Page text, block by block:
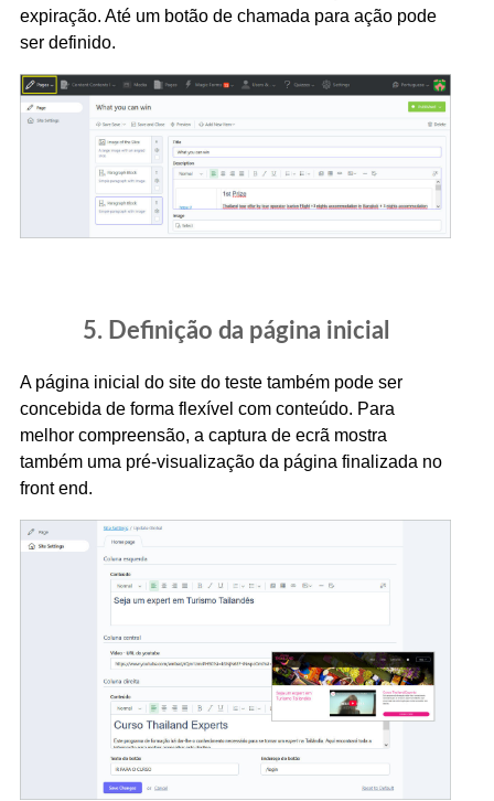
expiração. Até um botão de chamada para ação pode
ser definido.
5. Definição da página inicial
A página inicial do site do teste também pode ser
concebida de forma flexível com conteúdo. Para
melhor compreensão, a captura de ecrã mostra
também uma pré-visualização da página finalizada no
front end.